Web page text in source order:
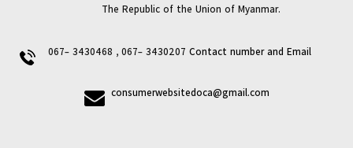
The Republic of the Union of Myanmar.
067- 3430468 , 067- 3430207 Contact number and Email
consumerwebsitedoca@gmail.com